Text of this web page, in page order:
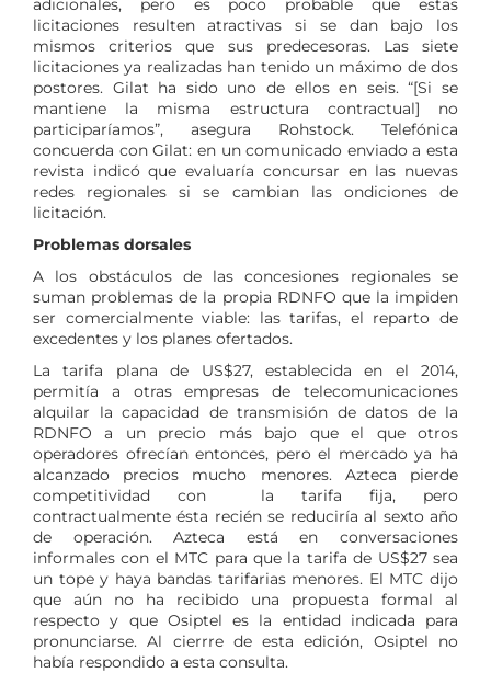
adicionales, pero es poco probable que estas
licitaciones resulten atractivas si se dan bajo los
mismos criterios que sus predecesoras. Las siete
licitaciones ya realizadas han tenido un máximo de dos
postores. Gilat ha sido uno de ellos en seis. “[Si se
mantiene la misma estructura contractual] no
participaríamos”, asegura Rohstock. Telefónica
concuerda con Gilat: en un comunicado enviado a esta
revista indicó que evaluaría concursar en las nuevas
redes regionales si se cambian las ondiciones de
licitación.
Problemas dorsales
A los obstáculos de las concesiones regionales se
suman problemas de la propia RDNFO que la impiden
ser comercialmente viable: las tarifas, el reparto de
excedentes y los planes ofertados.
La tarifa plana de US$27, establecida en el 2014,
permitía a otras empresas de telecomunicaciones
alquilar la capacidad de transmisión de datos de la
RDNFO a un precio más bajo que el que otros
operadores ofrecían entonces, pero el mercado ya ha
alcanzado precios mucho menores. Azteca pierde
competitividad con la tarifa fija, pero
contractualmente ésta recién se reduciría al sexto año
de operación. Azteca está en conversaciones
informales con el MTC para que la tarifa de US$27 sea
un tope y haya bandas tarifarias menores. El MTC dijo
que aún no ha recibido una propuesta formal al
respecto y que Osiptel es la entidad indicada para
pronunciarse. Al cierrre de esta edición, Osiptel no
había respondido a esta consulta.